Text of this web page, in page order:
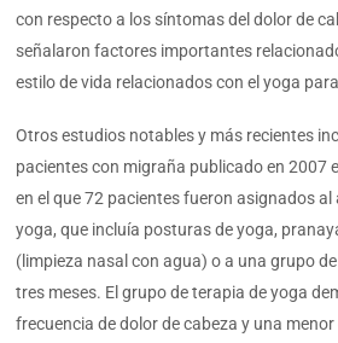
con respecto a los síntomas del dolor de
señalaron factores importantes
estilo de vida relacionados con el yoga
Otros estudios notables y más recientes
pacientes con migraña publicado en 2007
en el que 72 pacientes fueron asignados
yoga, que incluía posturas de yoga,
(limpieza nasal con agua) o a una grupo
tres meses. El grupo de terapia de yoga
frecuencia de dolor de cabeza y una